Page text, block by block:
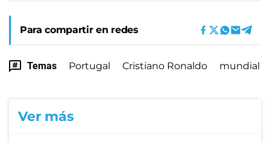
Para compartir en redes
Temas Portugal Cristiano Ronaldo mundial
Ver más